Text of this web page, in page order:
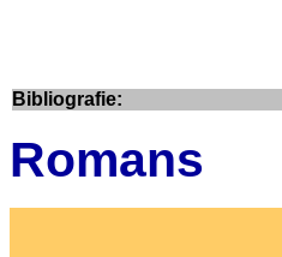
Bibliografie:
Romans